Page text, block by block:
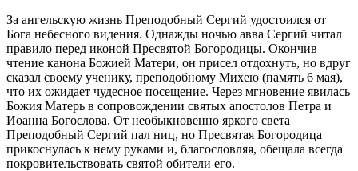
За ангельскую жизнь Преподобный Сергий удостоился от
Бога небесного видения. Однажды ночью авва Сергий читал
правило перед иконой Пресвятой Богородицы. Окончив
чтение канона Божией Матери, он присел отдохнуть, но вдруг
сказал своему ученику, преподобному Михею (память 6 мая),
что их ожидает чудесное посещение. Через мгновение явилась
Божия Матерь в сопровождении святых апостолов Петра и
Иоанна Богослова. От необыкновенно яркого света
Преподобный Сергий пал ниц, но Пресвятая Богородица
прикоснулась к нему руками и, благословляя, обещала всегда
покровительствовать святой обители его.